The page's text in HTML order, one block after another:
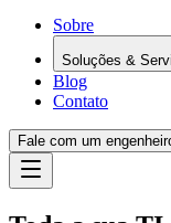
Sobre
Soluções &
Blog
Contato
Fale com um